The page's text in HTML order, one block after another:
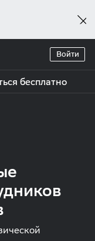
Войти
бесплатно